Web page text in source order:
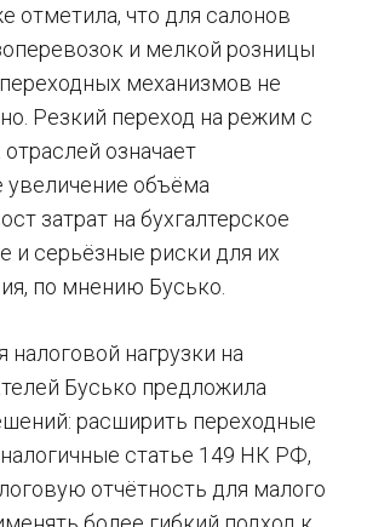
отметила, что для салонов
и мелкой розницы
механизмов не
Резкий переход на режим с
означает
увеличение объёма
затрат на бухгалтерское
и серьёзные риски для их
по мнению Бусько.
налоговой нагрузки на
Бусько предложила
расширить переходные
статье 149 НК РФ,
отчётность для малого